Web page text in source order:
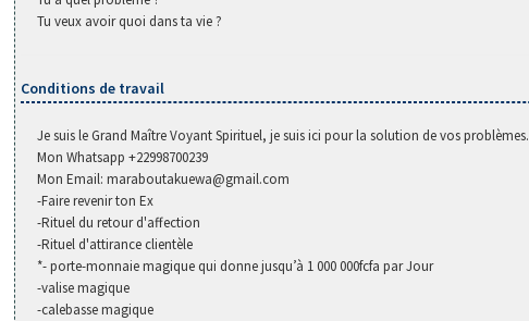
Tu veux avoir quoi dans ta vie ?
Conditions de travail
Je suis le Grand Maître Voyant Spirituel, je suis ici pour la solution de vos problèmes.
Mon Whatsapp +22998700239
Mon Email: maraboutakuewa@gmail.com
-Faire revenir ton Ex
-Rituel du retour d'affection
-Rituel d'attirance clientèle
*- porte-monnaie magique qui donne jusqu’à 1 000 000fcfa par Jour
-valise magique
-calebasse magique